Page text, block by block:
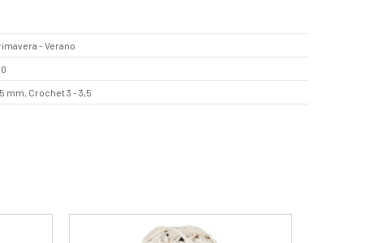
- Verano
mm, Crochet 3 - 3,5